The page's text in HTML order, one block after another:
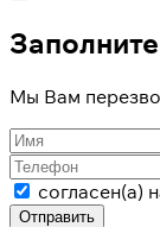
Мы Вам
согласен(а)
Отправить